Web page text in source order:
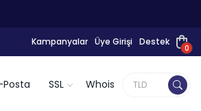
Kampanyalar Üye Girişi Destek
0
Posta SSL Whois